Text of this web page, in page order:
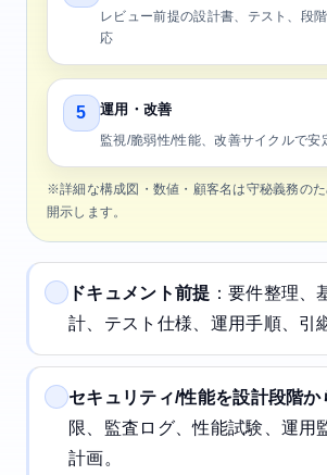
レビュー前提の設計書、テスト、段
応
5 運用・改善
監視/脆弱性/性能、改善サイクルで安
※詳細な構成図・数値・顧客名は守秘義務の
開示します。
ドキュメント前提 ：要件整理、
計、テスト仕様、運用手順、引
セキュリティ/性能を設計段階か
限、監査ログ、性能試験、運用
計画。